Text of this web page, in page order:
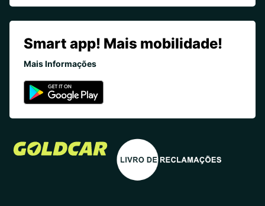
Smart app! Mais mobilidade!
Mais Informações